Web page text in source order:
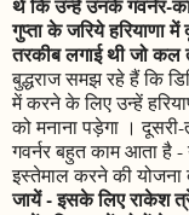
गुप्ता के जरिये
तरकीब लगाई थी जो
बुद्धराज समझ रहे हैं कि
में करने के लिए उन्हें
को मनाना पड़ेगा ।
गवर्नर बहुत काम आता है -
इस्तेमाल करने की
जायें - इसके लिए राकेश